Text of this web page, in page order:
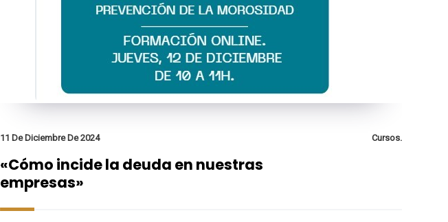
11 De Diciembre De 2024 Cursos.
«Cómo incide la deuda en nuestras
empresas»